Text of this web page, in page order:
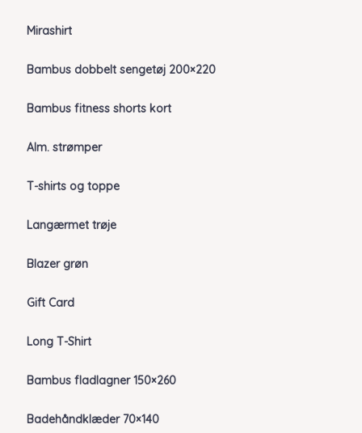
Mirashirt
Bambus dobbelt sengetøj 200×220
Bambus fitness shorts kort
Alm. strømper
T-shirts og toppe
Langærmet trøje
Blazer grøn
Gift Card
Long T-Shirt
Bambus fladlagner 150×260
Badehåndklæder 70×140